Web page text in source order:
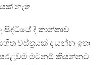
නැත.
දී කාන්තාව
වස්ත්‍රයක් ද යන්න ඉතා
සරළවම මටනම් කියන්නට